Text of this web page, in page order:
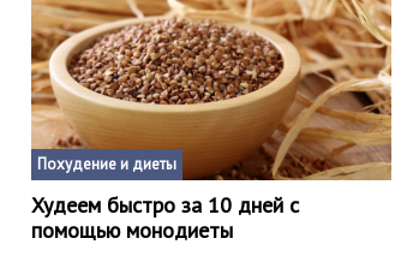
Похудение и диеты
Худеем быстро за 10 дней с
помощью монодиеты